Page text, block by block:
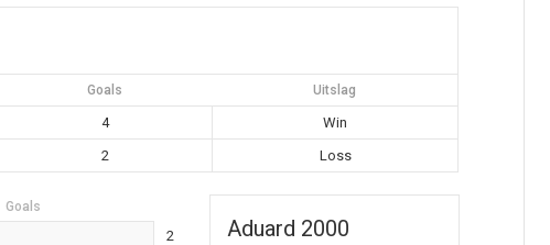
Goals Uitslag
4
Win
2 Loss
Aduard 2000
Goals
2